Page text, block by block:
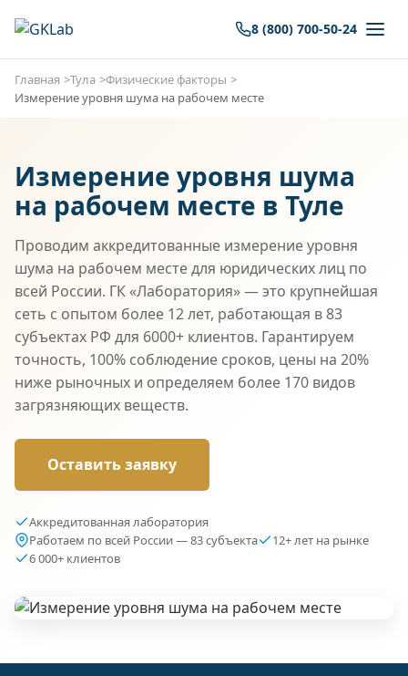
8 (800) 700-50-24
Главная Тула
Физические факторы
Измерение уровня шума на рабочем месте
Измерение уровня шума
на рабочем месте в Туле
Проводим аккредитованные измерение уровня
шума на рабочем месте для юридических лиц по
всей России. ГК «Лаборатория» — это крупнейшая
сеть с опытом более 12 лет, работающая в 83
субъектах РФ для 6000+ клиентов. Гарантируем
точность, 100% соблюдение сроков, цены на 20%
ниже рыночных и определяем более 170 видов
загрязняющих веществ.
Оставить заявку
Аккредитованная лаборатория
Работаем по всей России — 83 субъекта
12+ лет на рынке
6 000+ клиентов